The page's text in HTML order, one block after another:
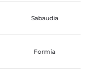
Sabaudia
Formia